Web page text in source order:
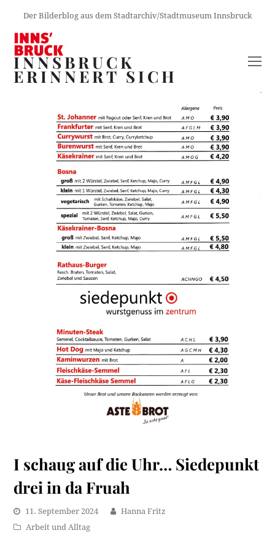
Der Bilderblog aus dem Stadtarchiv/Stadtmuseum Innsbruck
INNSBRUCK
ERINNERT SICH
I schaug auf die Uhr… Siedepunkt
drei in da Fruah
11. September 2024
Hanna Fritz
Arbeit und Alltag